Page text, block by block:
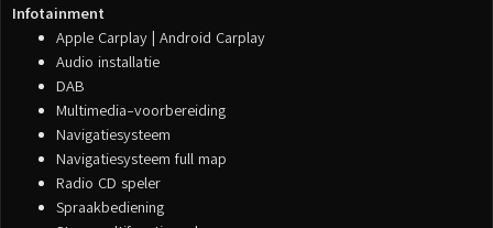
Infotainment
Apple Carplay | Android Carplay
Audio installatie
DAB
Multimedia-voorbereiding
Navigatiesysteem
Navigatiesysteem full map
Radio CD speler
Spraakbediening